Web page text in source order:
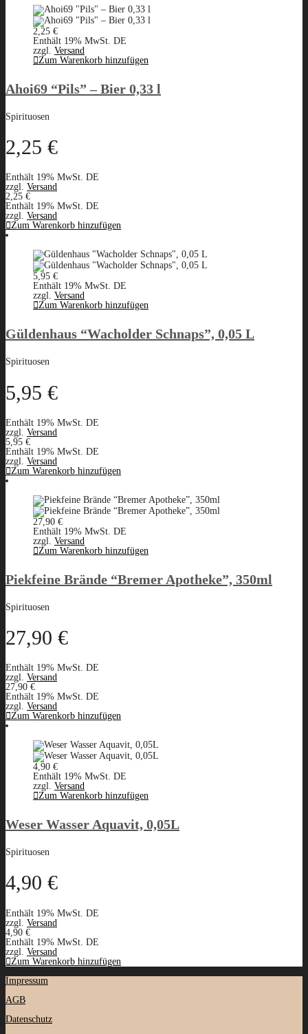
2,25 €
Enthält 19% MwSt. DE
zzgl. Versand
Zum Warenkorb hinzufügen
Ahoi69 “Pils” – Bier 0,33 l
Spirituosen
2,25 €
Enthält 19% MwSt. DE
zzgl. Versand
2,25 €
Enthält 19% MwSt. DE
zzgl. Versand
Zum Warenkorb hinzufügen
5,95 €
Enthält 19% MwSt. DE
zzgl. Versand
Zum Warenkorb hinzufügen
Güldenhaus “Wacholder Schnaps”, 0,05 L
Spirituosen
5,95 €
Enthält 19% MwSt. DE
zzgl. Versand
5,95 €
Enthält 19% MwSt. DE
zzgl. Versand
Zum Warenkorb hinzufügen
27,90 €
Enthält 19% MwSt. DE
zzgl. Versand
Zum Warenkorb hinzufügen
Piekfeine Brände “Bremer Apotheke”, 350ml
Spirituosen
27,90 €
Enthält 19% MwSt. DE
zzgl. Versand
27,90 €
Enthält 19% MwSt. DE
zzgl. Versand
Zum Warenkorb hinzufügen
4,90 €
Enthält 19% MwSt. DE
zzgl. Versand
Zum Warenkorb hinzufügen
Weser Wasser Aquavit, 0,05L
Spirituosen
4,90 €
Enthält 19% MwSt. DE
zzgl. Versand
4,90 €
Enthält 19% MwSt. DE
zzgl. Versand
Zum Warenkorb hinzufügen
Impressum
AGB
Datenschutz